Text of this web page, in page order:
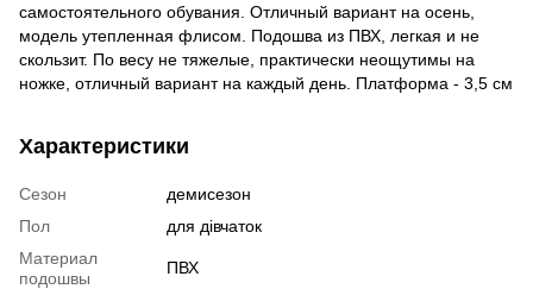
самостоятельного обувания. Отличный вариант на осень,
модель утепленная флисом. Подошва из ПВХ, легкая и не
скользит. По весу не тяжелые, практически неощутимы на
ножке, отличный вариант на каждый день. Платформа - 3,5 см
Характеристики
Сезон
демисезон
Пол
для дівчаток
Материал
подошвы
ПВХ